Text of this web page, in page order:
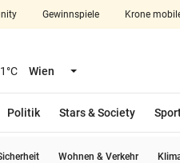
Gewinnspiele Krone
Wien Menü aufklappen
Politik
Stars & Society
Wohnen & Verkehr